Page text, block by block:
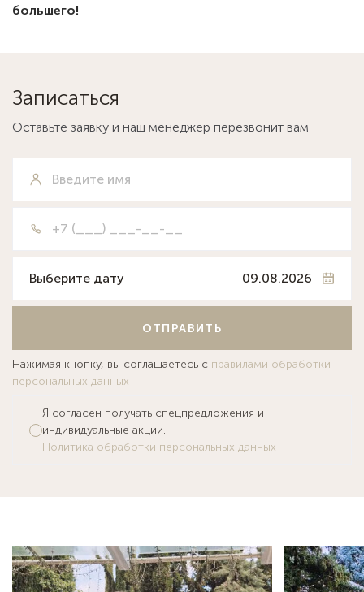
большего!
Записаться
Оставьте заявку и наш менеджер перезвонит вам
Выберите дату
ОТПРАВИТЬ
Нажимая кнопку, вы соглашаетесь с правилами обработки
персональных данных
Я согласен получать спецпредложения и
индивидуальные акции.
Политика обработки персональных данных